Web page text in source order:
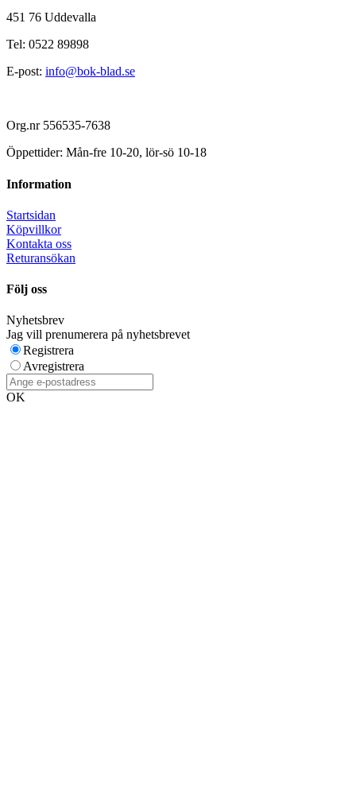
451 76 Uddevalla
Tel: 0522 89898
E-post: info@bok-blad.se
Org.nr 556535-7638
Öppettider: Mån-fre 10-20, lör-sö 10-18
Information
Startsidan
Köpvillkor
Kontakta oss
Returansökan
Följ oss
Nyhetsbrev
Jag vill prenumerera på nyhetsbrevet
Registrera
Avregistrera
OK